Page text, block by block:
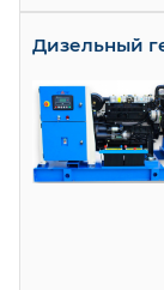
Дизельный